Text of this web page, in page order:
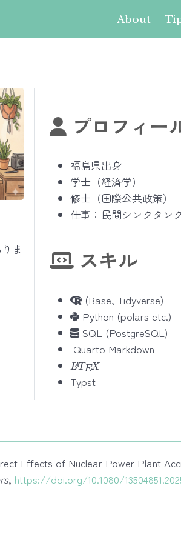
About
ま
プロフィー
福島県出身
学士（経済学）
修士（国際公共政策）
仕事：民間シンクタン
スキル
(Base, Tidyverse)
Python (polars etc.)
SQL (PostgreSQL)
Quarto Markdown
LATE X
Typst
Effects of Nuclear Power Plant
, https://doi.org/10.1080/